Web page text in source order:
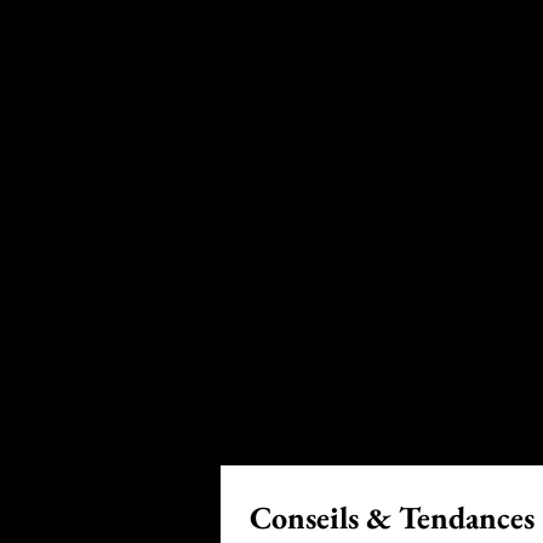
Conseils & Tendances